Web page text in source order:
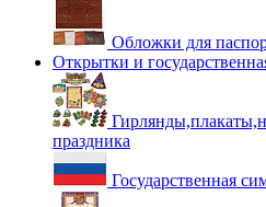
Обложки для
Открытки и
праздника
Государственная